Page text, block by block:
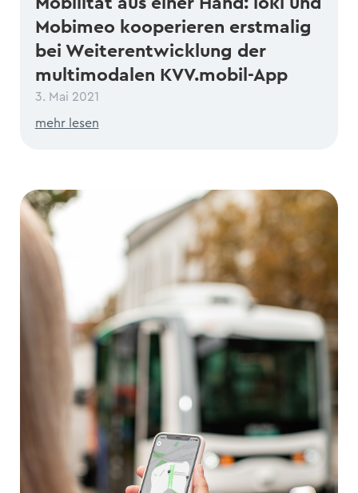
Mobimeo kooperieren erstmalig
bei Weiterentwicklung der
multimodalen KVV.mobil-App
3. Mai 2021
mehr lesen